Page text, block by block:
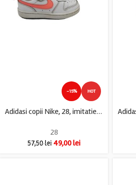
-15% HOT
Adidasi copii Nike, 28, imitatie de piele, piele, alb
28
57,50lei 49,00lei